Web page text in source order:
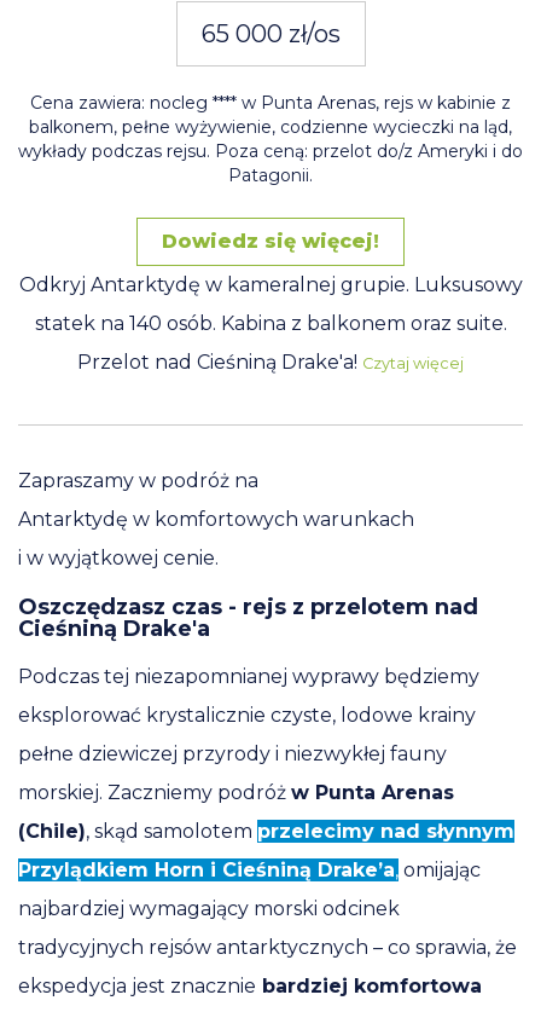
65 000 zł/os
Cena zawiera: nocleg **** w Punta Arenas, rejs w kabinie z
balkonem, pełne wyżywienie, codzienne wycieczki na ląd,
wykłady podczas rejsu. Poza ceną: przelot do/z Ameryki i do
Patagonii.
Dowiedz się więcej!
Odkryj Antarktydę w kameralnej grupie. Luksusowy
statek na 140 osób. Kabina z balkonem oraz suite.
Przelot nad Cieśniną Drake'a! Czytaj więcej
Zapraszamy w podróż na
Antarktydę w komfortowych warunkach
i w wyjątkowej cenie.
Oszczędzasz czas - rejs z przelotem nad
Cieśniną Drake'a
Podczas tej niezapomnianej wyprawy będziemy
eksplorować krystalicznie czyste, lodowe krainy
pełne dziewiczej przyrody i niezwykłej fauny
morskiej. Zaczniemy podróż w Punta Arenas
(Chile), skąd samolotem przelecimy nad słynnym
Przylądkiem Horn i Cieśniną Drake’a, omijając
najbardziej wymagający morski odcinek
tradycyjnych rejsów antarktycznych – co sprawia, że
ekspedycja jest znacznie bardziej komfortowa